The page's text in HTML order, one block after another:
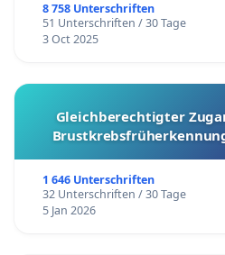
8 758 Unterschriften
51 Unterschriften / 30 Tage
3 Oct 2025
Gleichberechtigter
1 646 Unterschriften
32 Unterschriften / 30 Tage
5 Jan 2026